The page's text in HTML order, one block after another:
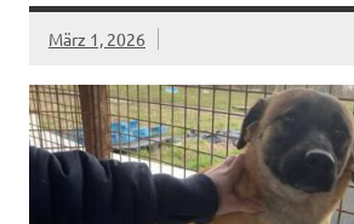
März 1, 2026